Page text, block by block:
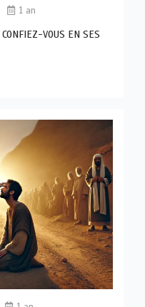
1 an
VOUS EN SES